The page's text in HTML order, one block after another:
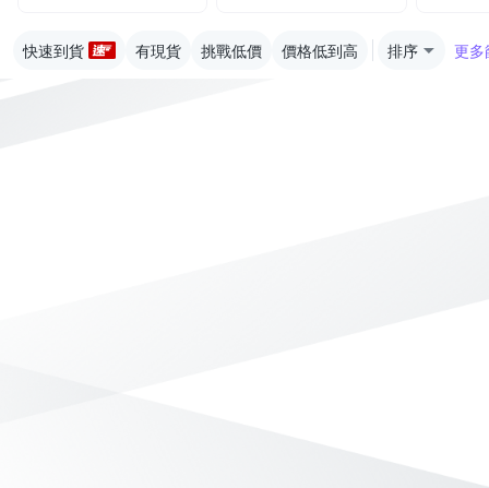
快速到貨 有現貨 挑戰低價 價格低到高 排序 更多